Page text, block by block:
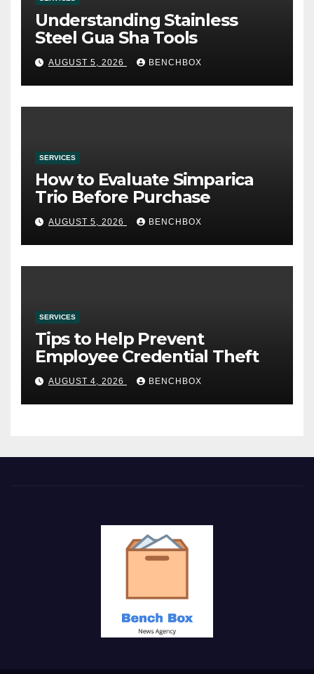
Understanding Stainless
Steel Gua Sha Tools
AUGUST 5, 2026 BENCHBOX
SERVICES
How to Evaluate Simparica
Trio Before Purchase
AUGUST 5, 2026 BENCHBOX
SERVICES
Tips to Help Prevent
Employee Credential Theft
AUGUST 4, 2026 BENCHBOX